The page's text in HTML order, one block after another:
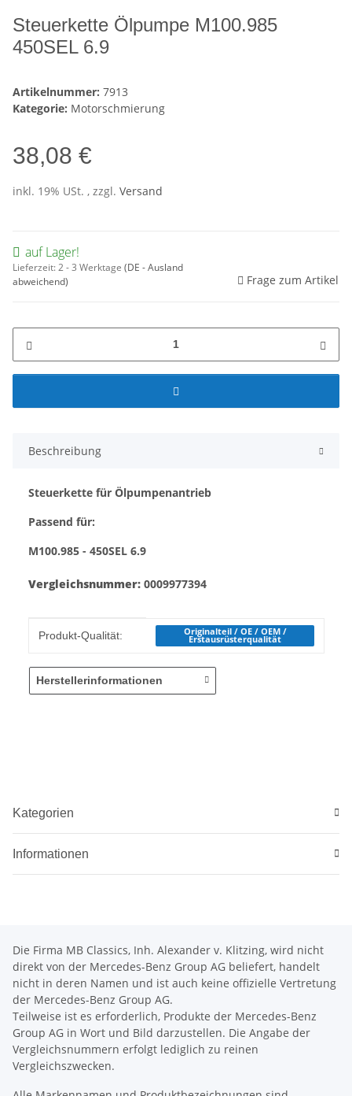
Steuerkette Ölpumpe M100.985
450SEL 6.9
Artikelnummer: 7913
Kategorie: Motorschmierung
38,08 €
inkl. 19% USt. , zzgl. Versand
auf Lager!
Lieferzeit:2 - 3 Werktage (DE - Ausland
abweichend)
Frage zum Artikel
Beschreibung
Steuerkette für Ölpumpenantrieb
Passend für:
M100.985 - 450SEL 6.9
Vergleichsnummer: 0009977394
Produkteigenschaft
Wert
Produkt-Qualität: Originalteil / OE / OEM /
Erstausrüsterqualität
Herstellerinformationen
Kategorien
Informationen
Die Firma MB Classics, Inh. Alexander v. Klitzing, wird nicht
direkt von der Mercedes-Benz Group AG beliefert, handelt
nicht in deren Namen und ist auch keine offizielle Vertretung
der Mercedes-Benz Group AG.
Teilweise ist es erforderlich, Produkte der Mercedes-Benz
Group AG in Wort und Bild darzustellen. Die Angabe der
Vergleichsnummern erfolgt lediglich zu reinen
Vergleichszwecken.